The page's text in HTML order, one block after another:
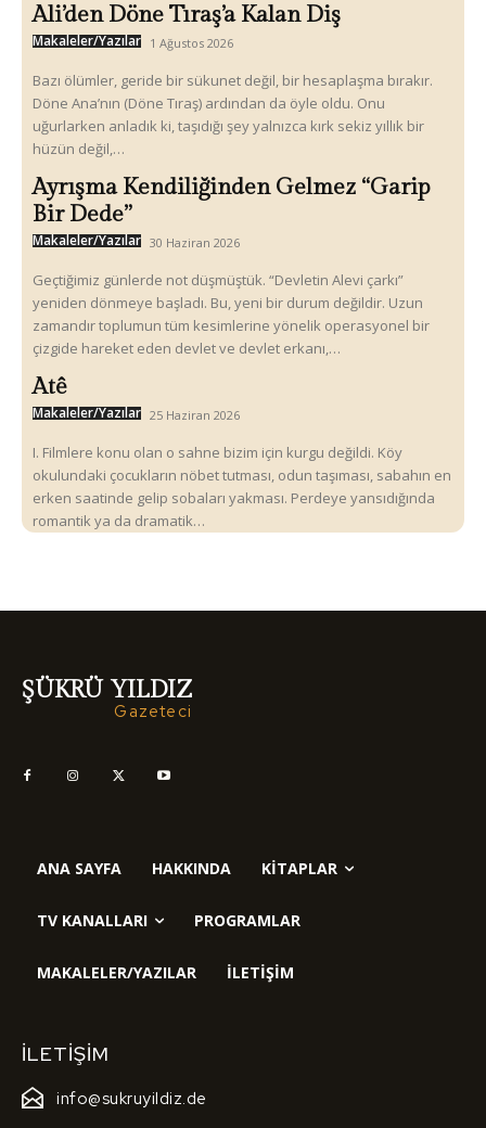
Ali’den Döne Tıraş’a Kalan Diş
Makaleler/Yazılar 1 Ağustos 2026
Bazı ölümler, geride bir sükunet değil, bir hesaplaşma bırakır.
Döne Ana’nın (Döne Tıraş) ardından da öyle oldu. Onu
uğurlarken anladık ki, taşıdığı şey yalnızca kırk sekiz yıllık bir
hüzün değil,…
Ayrışma Kendiliğinden Gelmez “Garip
Bir Dede”
Makaleler/Yazılar 30 Haziran 2026
Geçtiğimiz günlerde not düşmüştük. “Devletin Alevi çarkı”
yeniden dönmeye başladı. Bu, yeni bir durum değildir. Uzun
zamandır toplumun tüm kesimlerine yönelik operasyonel bir
çizgide hareket eden devlet ve devlet erkanı,…
Atê
Makaleler/Yazılar 25 Haziran 2026
I. Filmlere konu olan o sahne bizim için kurgu değildi. Köy
okulundaki çocukların nöbet tutması, odun taşıması, sabahın en
erken saatinde gelip sobaları yakması. Perdeye yansıdığında
romantik ya da dramatik…
ŞÜKRÜ YILDIZ
Gazeteci
ANA SAYFA HAKKINDA KITAPLAR
TV KANALLARI PROGRAMLAR
MAKALELER/YAZILAR İLETIŞIM
İLETIŞIM
info@sukruyildiz.de